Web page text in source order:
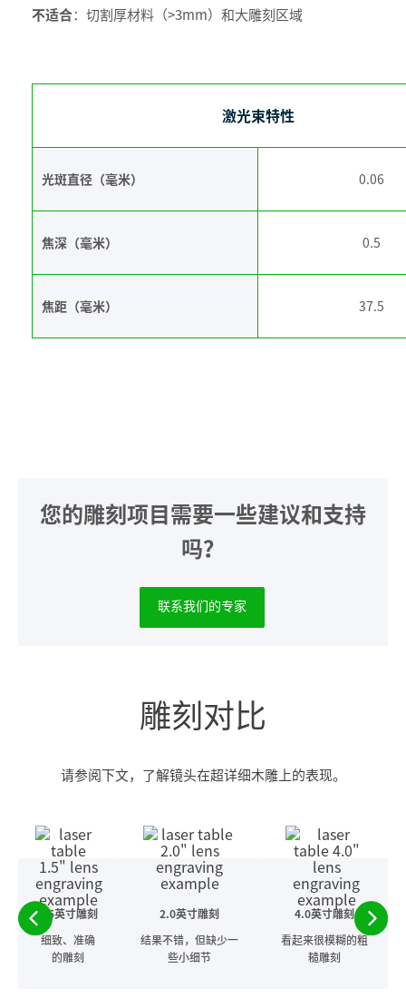
不适合：切割厚材料（>3mm）和大雕刻区域
激光束特性
光斑直径（毫米） 0.06
焦深（毫米） 0.5
焦距（毫米） 37.5
您的雕刻项目需要一些建议和支持
吗？
联系我们的专家
雕刻对比
请参阅下文，了解镜头在超详细木雕上的表现。
1.5英寸雕刻
细致、准确
的雕刻
2.0英寸雕刻
结果不错，但缺少一
些小细节
4.0英寸雕刻
看起来很模糊的粗
糙雕刻